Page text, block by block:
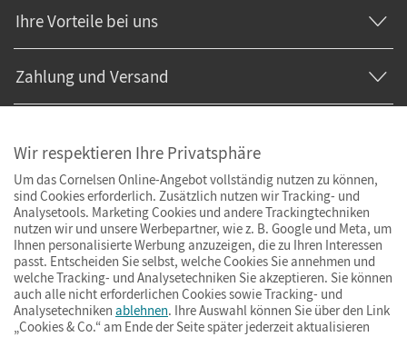
Ihre Vorteile bei uns
Zahlung und Versand
Wir respektieren Ihre Privatsphäre
Um das Cornelsen Online-Angebot vollständig nutzen zu können,
sind Cookies erforderlich. Zusätzlich nutzen wir Tracking- und
Analysetools. Marketing Cookies und andere Trackingtechniken
nutzen wir und unsere Werbepartner, wie z. B. Google und Meta, um
Ihnen personalisierte Werbung anzuzeigen, die zu Ihren Interessen
passt. Entscheiden Sie selbst, welche Cookies Sie annehmen und
welche Tracking- und Analysetechniken Sie akzeptieren. Sie können
auch alle nicht erforderlichen Cookies sowie Tracking- und
Analysetechniken ablehnen. Ihre Auswahl können Sie über den Link
„Cookies & Co.“ am Ende der Seite später jederzeit aktualisieren